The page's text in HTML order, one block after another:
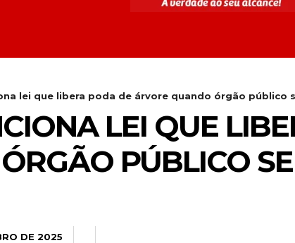
lei que libera poda de árvore quando órgão público
LEI QUE
PÚBLICO
DE 2025